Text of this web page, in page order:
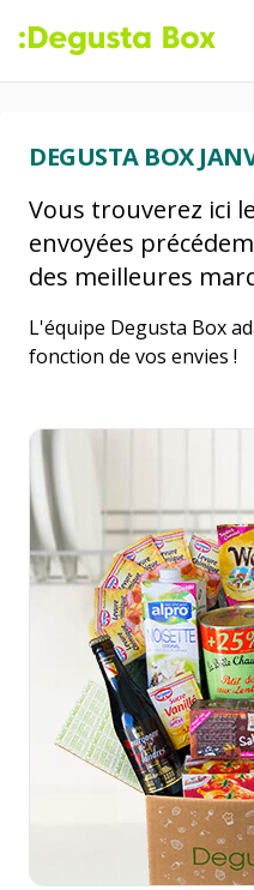
DEGUSTA BOX
Vous trouverez ici
envoyées
des meilleures
L'équipe Degusta Box
fonction de vos envies !